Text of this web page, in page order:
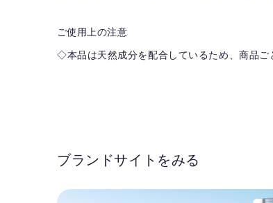
ご使用上の注意
◇本品は天然成分を配合しているため、商品
ブランドサイトをみる